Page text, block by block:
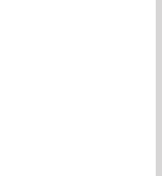
式UV设备/紫外线照